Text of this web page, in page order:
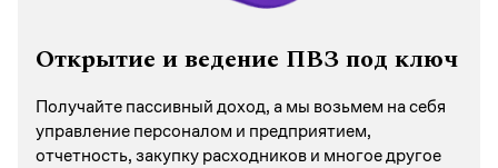
Открытие и ведение ПВЗ под ключ
Получайте пассивный доход, а мы возьмем на себя
управление персоналом и предприятием,
отчетность, закупку расходников и многое другое